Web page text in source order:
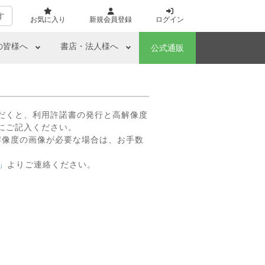
お気に入り 新規会員登録 ログイン
皆様へ 書店・法人様へ 公式通販
くと、利用許諾書の発行と高解像度
記入ください。
度の画像が必要な場合は、お手数
よりご連絡ください。